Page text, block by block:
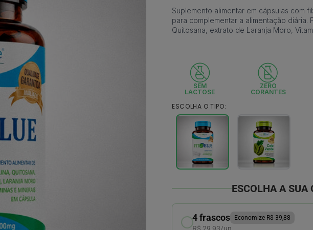
Suplemento alimentar em cápsulas com
para complementar a alimentação diária.
Quitosana, extrato de Laranja Moro,
SEM
LACTOSE
ZERO
CORANTES
ESCOLHA O TIPO:
ESCOLHA A SUA
4 frascos Economize R$ 39,88